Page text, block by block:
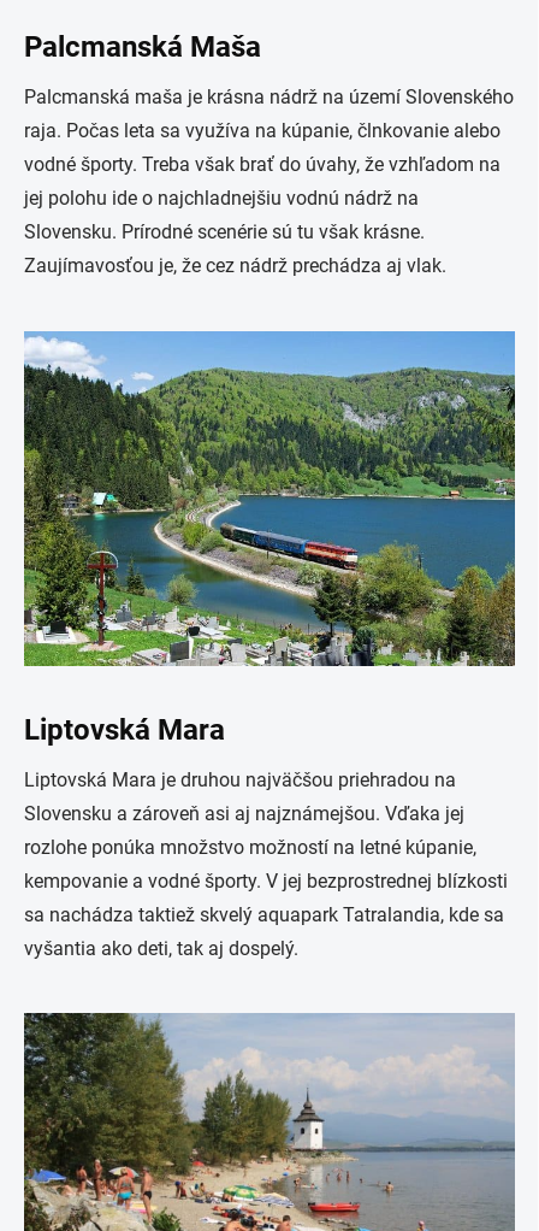
Palcmanská Maša
Palcmanská maša je krásna nádrž na území Slovenského
raja. Počas leta sa využíva na kúpanie, člnkovanie alebo
vodné športy. Treba však brať do úvahy, že vzhľadom na
jej polohu ide o najchladnejšiu vodnú nádrž na
Slovensku. Prírodné scenérie sú tu však krásne.
Zaujímavosťou je, že cez nádrž prechádza aj vlak.
Liptovská Mara
Liptovská Mara je druhou najväčšou priehradou na
Slovensku a zároveň asi aj najznámejšou. Vďaka jej
rozlohe ponúka množstvo možností na letné kúpanie,
kempovanie a vodné športy. V jej bezprostrednej blízkosti
sa nachádza taktiež skvelý aquapark Tatralandia, kde sa
vyšantia ako deti, tak aj dospelý.